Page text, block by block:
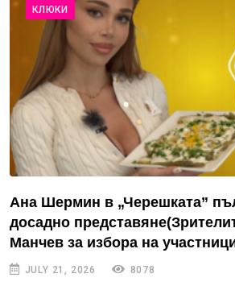
КЛЮКИ
Ана Шермин в „Черешката”
досадно
Манчев за избора на
JULY 21, 2026 8078